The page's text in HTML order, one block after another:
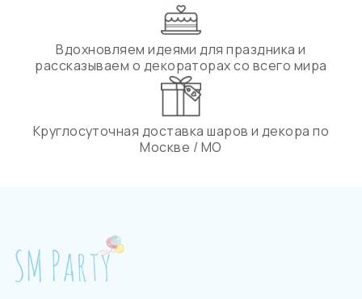
Вдохновляем идеями для праздника и
рассказываем о декораторах со всего мира
Круглосуточная доставка шаров и декора по
Москве / МО